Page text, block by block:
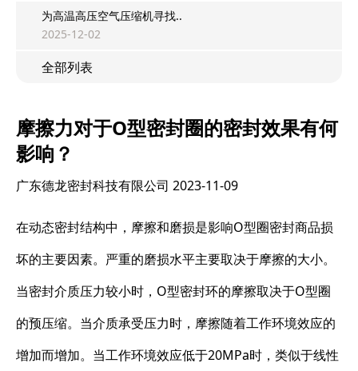
为高温高压空气压缩机寻找..
2025-12-02
全部列表
摩擦力对于O型密封圈的密封效果有何
影响？
广东德龙密封科技有限公司 2023-11-09
在动态密封结构中，摩擦和磨损是影响O型圈密封商品损
坏的主要因素。严重的磨损水平主要取决于摩擦的大小。
当密封介质压力较小时，O型密封环的摩擦取决于O型圈
的预压缩。当介质承受压力时，摩擦随着工作环境效应的
增加而增加。当工作环境效应低于20MPa时，类似于线性